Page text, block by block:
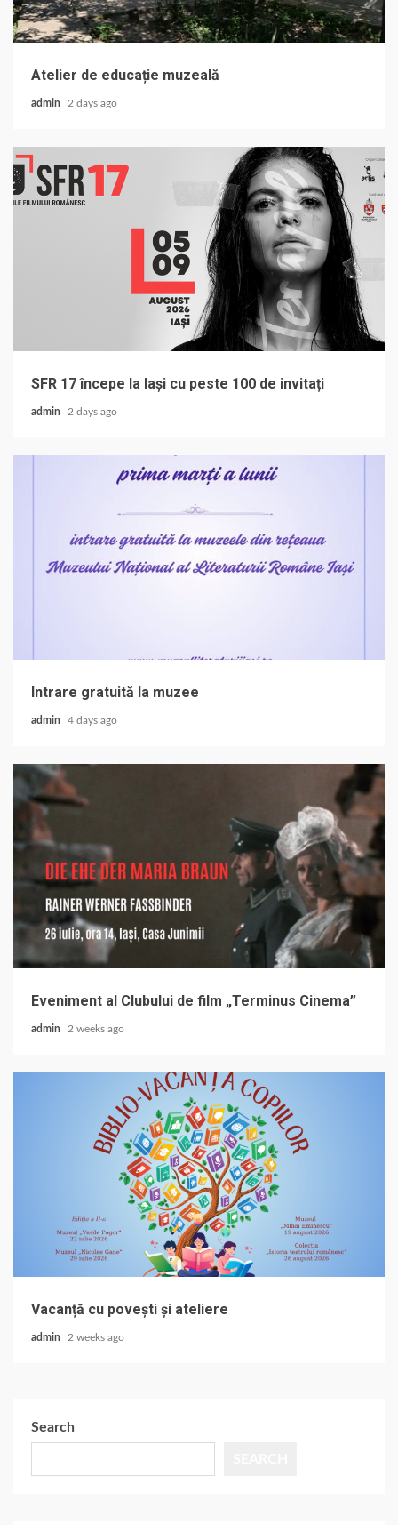
Atelier de educație muzeală
admin 2 days ago
SFR 17 începe la Iași cu peste 100 de invitați
admin 2 days ago
Intrare gratuită la muzee
admin 4 days ago
Eveniment al Clubului de film „Terminus Cinema”
admin 2 weeks ago
Vacanță cu povești și ateliere
admin 2 weeks ago
Search